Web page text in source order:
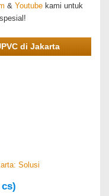
&Youtube kami untuk
di Jakarta
Solusi